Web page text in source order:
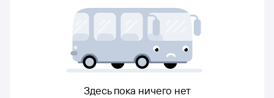
Здесь пока ничего нет